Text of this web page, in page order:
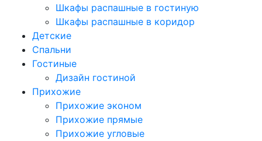
Шкафы распашные в гостиную
Шкафы распашные в коридор
Детские
Спальни
Гостиные
Дизайн гостиной
Прихожие
Прихожие эконом
Прихожие прямые
Прихожие угловые